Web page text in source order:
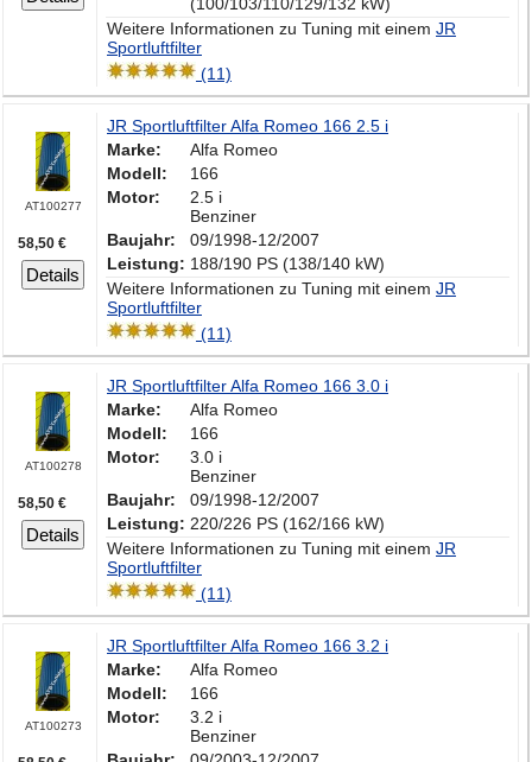
(100/103/110/129/132 kW)
Weitere Informationen zu Tuning mit einem JR
Sportluftfilter
(11)
AT100277
58,50 €
Details
JR Sportluftfilter Alfa Romeo 166 2.5 i
Marke:
Alfa Romeo
Modell:
166
Motor:
2.5 i
Benziner
Baujahr:
09/1998-12/2007
Leistung: 188/190 PS (138/140 kW)
Weitere Informationen zu Tuning mit einem JR
Sportluftfilter
(11)
AT100278
58,50 €
Details
JR Sportluftfilter Alfa Romeo 166 3.0 i
Marke:
Alfa Romeo
Modell:
166
Motor:
3.0 i
Benziner
Baujahr:
09/1998-12/2007
Leistung: 220/226 PS (162/166 kW)
Weitere Informationen zu Tuning mit einem JR
Sportluftfilter
(11)
AT100273
JR Sportluftfilter Alfa Romeo 166 3.2 i
Marke:
Alfa Romeo
Modell:
166
Motor:
3.2 i
Benziner